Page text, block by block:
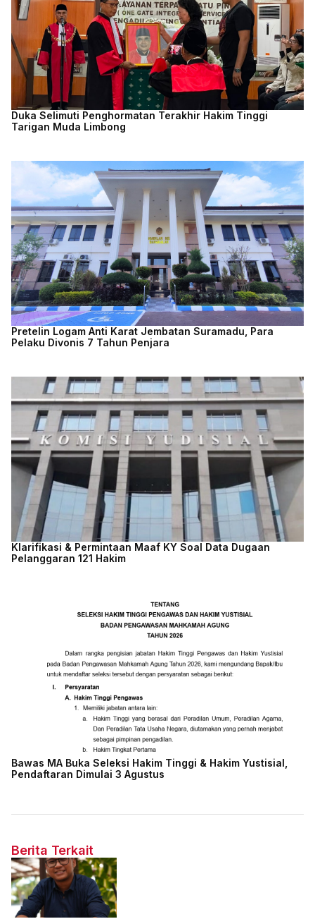
Duka Selimuti Penghormatan Terakhir Hakim Tinggi
Tarigan Muda Limbong
Pretelin Logam Anti Karat Jembatan Suramadu, Para
Pelaku Divonis 7 Tahun Penjara
Klarifikasi & Permintaan Maaf KY Soal Data Dugaan
Pelanggaran 121 Hakim
Bawas MA Buka Seleksi Hakim Tinggi & Hakim Yustisial,
Pendaftaran Dimulai 3 Agustus
Berita Terkait